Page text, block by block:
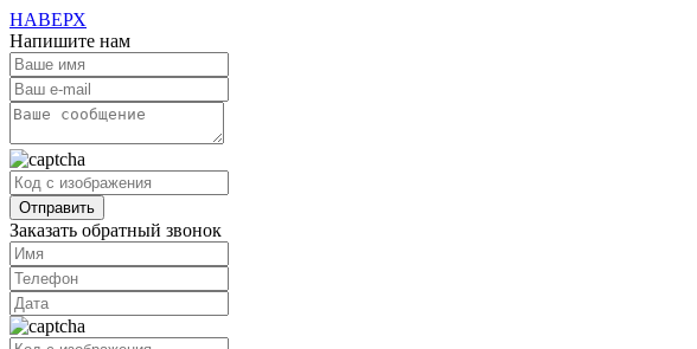
НАВЕРХ
Напишите нам
Заказать обратный звонок